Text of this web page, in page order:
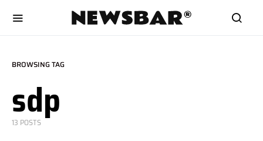
BROWSING TAG
sdp
13 POSTS